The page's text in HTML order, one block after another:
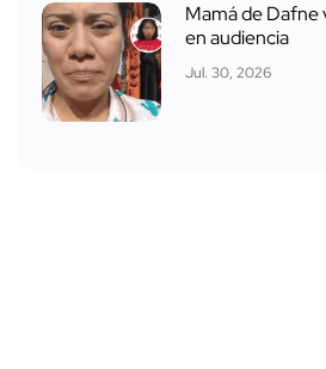
Mamá de Dafne
en audiencia
Jul. 30, 2026